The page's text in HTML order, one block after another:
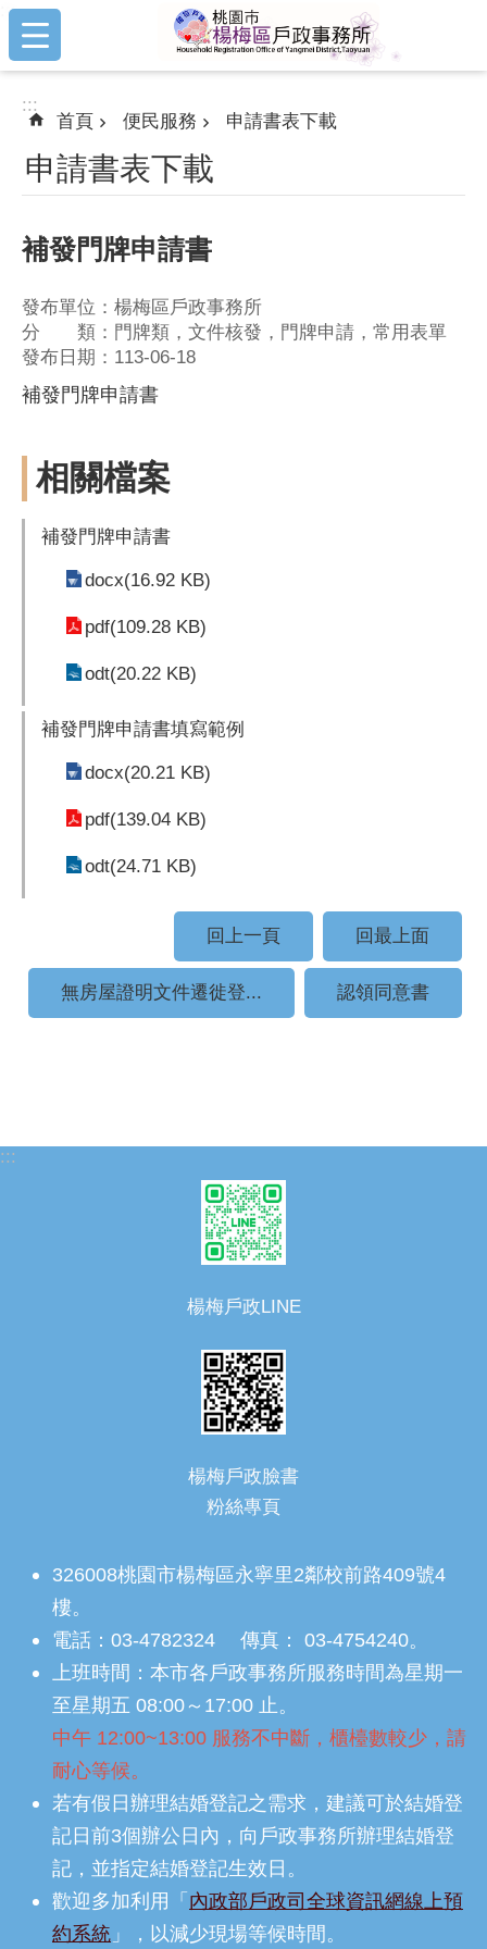
跳到主要內容區塊
:::
:::
首頁 便民服務 申請書表下載
申請書表下載
補發門牌申請書
發布單位：楊梅區戶政事務所
分 類：門牌類，文件核發，門牌申請，常用表單
發布日期：113-06-18
補發門牌申請書
相關檔案
補發門牌申請書
docx(16.92 KB)
pdf(109.28 KB)
odt(20.22 KB)
補發門牌申請書填寫範例
docx(20.21 KB)
pdf(139.04 KB)
odt(24.71 KB)
回上一頁 回最上面
無房屋證明文件遷徙登... 認領同意書
:::
楊梅戶政LINE
楊梅戶政臉書
粉絲專頁
326008桃園市楊梅區永寧里2鄰校前路409號4
樓。
電話：03-4782324 傳真： 03-4754240。
上班時間：本市各戶政事務所服務時間為星期一
至星期五 08:00～17:00 止。
中午 12:00~13:00 服務不中斷，櫃檯數較少，請
耐心等候。
若有假日辦理結婚登記之需求，建議可於結婚登
記日前3個辦公日內，向戶政事務所辦理結婚登
記，並指定結婚登記生效日。
歡迎多加利用「 內政部戶政司全球資訊網線上預
約系統 」，以減少現場等候時間。